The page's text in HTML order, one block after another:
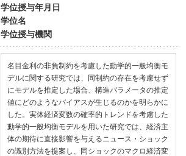
学位授与年月日
学位名
学位授与機関
名目金利の非負制約を考慮した動学的一般均衡モ
デルに関する研究では、同制約の存在を考慮せず
にモデルを推定した場合、構造パラメータの推定
値にどのようなバイアスが生じるのかを明らかに
した。実体経済変数の確率的トレンドを考慮した
動学的一般均衡モデルを用いた研究では、経済主
体の期待に直接影響を与えるニュース・ショック
の識別方法を提案し、同ショックのマクロ経済変